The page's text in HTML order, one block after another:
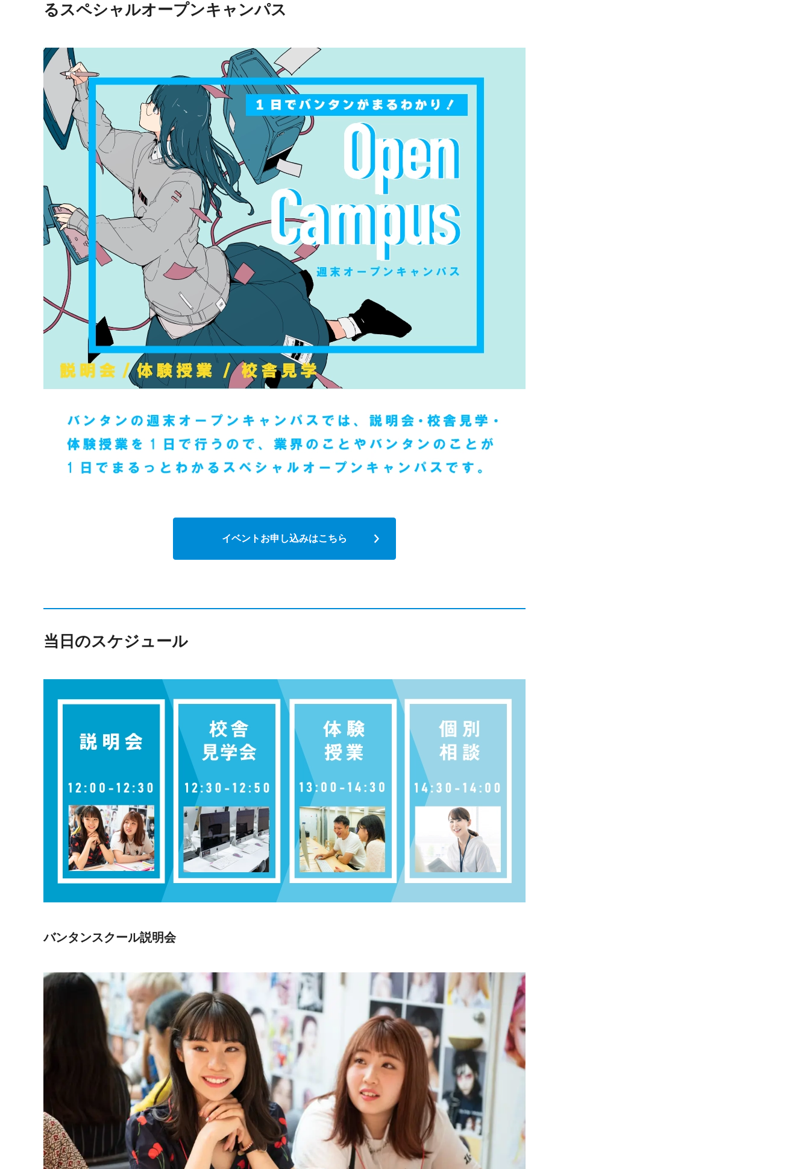
るスペシャルオープンキャンパス
イベントお申し込みはこちら
当日のスケジュール
バンタンスクール説明会